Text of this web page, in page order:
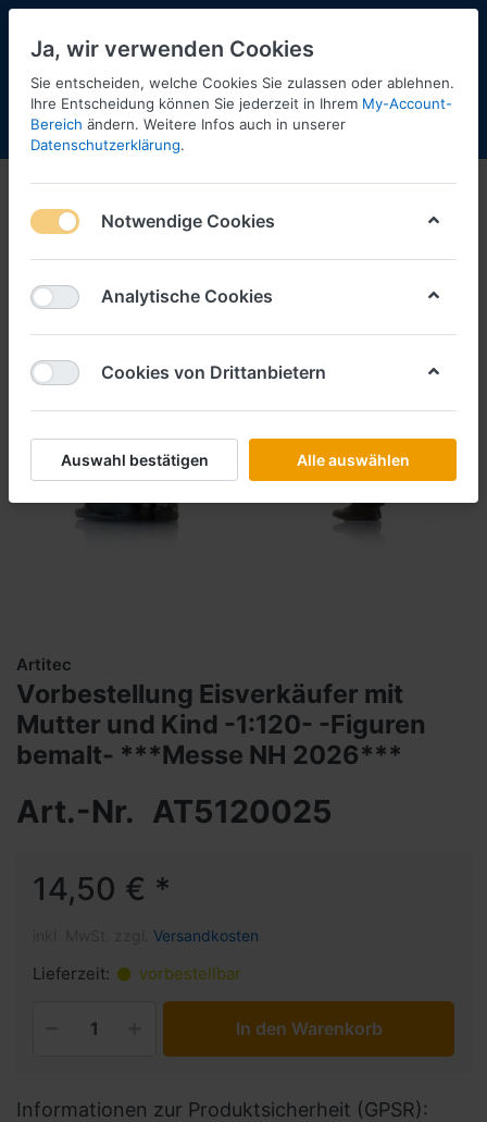
Menü Anmelden Shopaktualisierung
Artitec
Vorbestellung Eisverkäufer mit
Mutter und Kind -1:120- -Figuren
bemalt- ***Messe NH 2026***
Art.-Nr. AT5120025
14,50 € *
Versandkosten
Lieferzeit: vorbestellbar
In den Warenkorb
Informationen zur Produktsicherheit (GPSR):
Ja, wir verwenden Cookies
Sie entscheiden, welche Cookies Sie zulassen oder ablehnen.
Ihre Entscheidung können Sie jederzeit in Ihrem My-Account-
Bereich ändern. Weitere Infos auch in unserer
Datenschutzerklärung.
Notwendige Cookies
Analytische Cookies
Cookies von Drittanbietern
Auswahl bestätigen Alle auswählen